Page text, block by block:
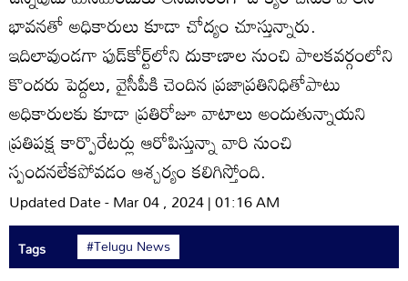
భావనతో అధికారులు కూడా చోద్యం చూస్తున్నారు.
ఇదిలావుండగా ఫుడ్‌కోర్ట్‌లోని దుకాణాల నుంచి పాలకవర్గంలోని
కొందరు పెద్దలు, వైసీపీకి చెందిన ప్రజాప్రతినిధితోపాటు
అధికారులకు కూడా ప్రతిరోజూ వాటాలు అందుతున్నాయని
ప్రతిపక్ష కార్పొరేటర్లు ఆరోపిస్తున్నా వారి నుంచి
స్పందనలేకపోవడం ఆశ్చర్యం కలిగిస్తోంది.
Updated Date - Mar 04 , 2024 | 01:16 AM
Tags #Telugu News